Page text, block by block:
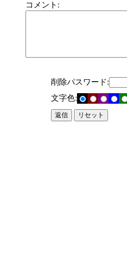
コメント:
削除パスワード:
文字色: